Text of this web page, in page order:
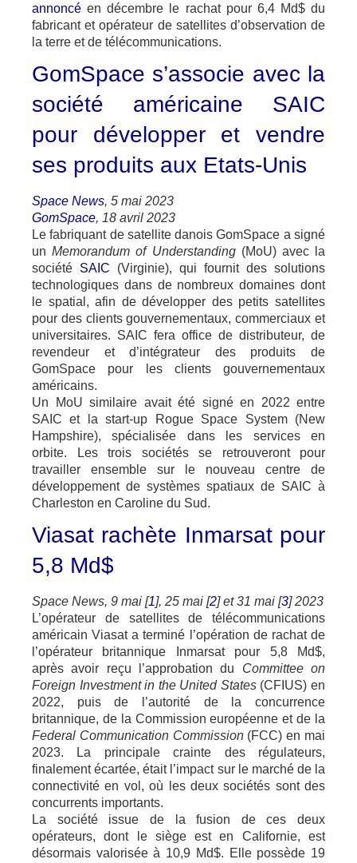
annoncé en décembre le rachat pour 6,4 Md$ du
fabricant et opérateur de satellites d’observation de
la terre et de télécommunications.
GomSpace s’associe avec la
société américaine SAIC
pour développer et vendre
ses produits aux Etats-Unis
Space News, 5 mai 2023
GomSpace, 18 avril 2023
Le fabriquant de satellite danois GomSpace a signé
unMemorandum of Understanding(MoU) avec la
société SAIC (Virginie), qui fournit des solutions
technologiques dans de nombreux domaines dont
le spatial, afin de développer des petits satellites
pour des clients gouvernementaux, commerciaux et
universitaires. SAIC fera office de distributeur, de
revendeur et d’intégrateur des produits de
GomSpace pour les clients gouvernementaux
américains.
Un MoU similaire avait été signé en 2022 entre
SAIC et la start-up Rogue Space System (New
Hampshire), spécialisée dans les services en
orbite. Les trois sociétés se retrouveront pour
travailler ensemble sur le nouveau centre de
développement de systèmes spatiaux de SAIC à
Charleston en Caroline du Sud.
Viasat rachète Inmarsat pour
5,8 Md$
Space News, 9 mai [1], 25 mai [2] et 31 mai [3] 2023
L’opérateur de satellites de télécommunications
américain Viasat a terminé l’opération de rachat de
l’opérateur britannique Inmarsat pour 5,8 Md$,
après avoir reçu l’approbation du Committee on
Foreign Investment in the United States(CFIUS) en
2022, puis de l’autorité de la concurrence
britannique, de la Commission européenne et de la
Federal Communication Commission(FCC) en mai
2023. La principale crainte des régulateurs,
finalement écartée, était l’impact sur le marché de la
connectivité en vol, où les deux sociétés sont des
concurrents importants.
La société issue de la fusion de ces deux
opérateurs, dont le siège est en Californie, est
désormais valorisée à 10,9 Md$. Elle possède 19